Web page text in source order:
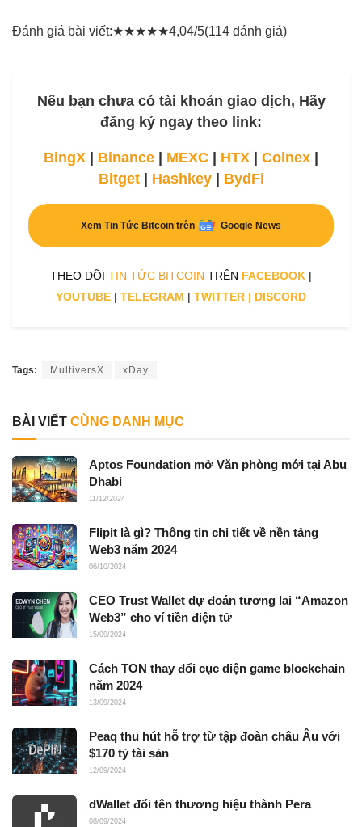
Đánh giá bài viết:★★★★★4,04/5(114 đánh giá)
Nếu bạn chưa có tài khoản giao dịch, Hãy
đăng ký ngay theo link:
BingX | Binance | MEXC | HTX | Coinex |
Bitget| Hashkey| BydFi
Xem Tin Tức Bitcoin trên Google News
THEO DÕI TIN TỨC BITCOIN TRÊN FACEBOOK |
YOUTUBE | TELEGRAM | TWITTER | DISCORD
Tags: MultiversX xDay
BÀI VIẾT CÙNG DANH MỤC
Aptos Foundation mở Văn phòng mới tại Abu
Dhabi
11/12/2024
Flipit là gì? Thông tin chi tiết về nền tảng
Web3 năm 2024
06/10/2024
CEO Trust Wallet dự đoán tương lai “Amazon
Web3” cho ví tiền điện tử
15/09/2024
Cách TON thay đổi cục diện game blockchain
năm 2024
13/09/2024
Peaq thu hút hỗ trợ từ tập đoàn châu Âu với
$170 tỷ tài sản
12/09/2024
dWallet đổi tên thương hiệu thành Pera
08/09/2024